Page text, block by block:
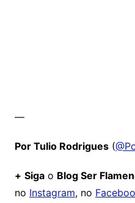
—
Por Tulio Rodrigues(
+ Sigao Blog Ser
no Instagram, no